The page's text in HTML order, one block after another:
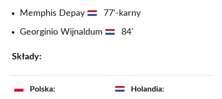
Memphis Depay 77'-karny
Georginio Wijnaldum 84'
Składy:
Polska: Holandia: